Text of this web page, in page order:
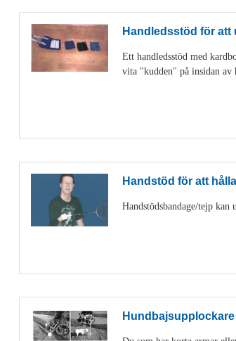
Handledsstöd för att
Ett handledsstöd med
vita "kudden" på insidan av
Handstöd för att
Handstödsbandage/tejp
Hundbajsupplockare